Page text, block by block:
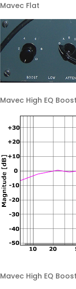
Mavec Flat
Mavec High EQ
Mavec High EQ